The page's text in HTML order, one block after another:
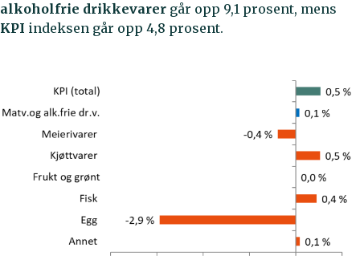
alkoholfrie drikkevarer går opp 9,1 prosent, mens
KPI indeksen går opp 4,8 prosent.